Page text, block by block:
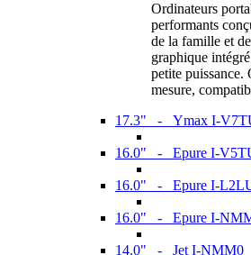
Ordinateurs
performants
de la famille et
graphique
petite puissance.
mesure,
17.3" - Ymax I-
16.0" - Epure I-
16.0" - Epure I-
16.0" - Epure I-
14.0" - Jet I-NMM0